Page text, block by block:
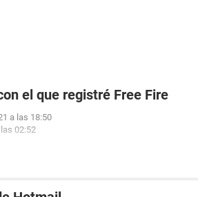
el que registré Free Fire
a las 18:50
02:52